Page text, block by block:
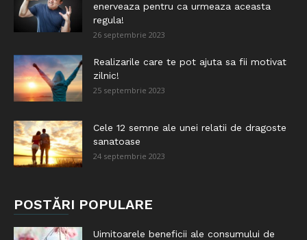
enerveaza pentru ca urmeaza aceasta
regula!
26 septembrie 2023
Realizarile care te pot ajuta sa fii motivat
zilnic!
25 septembrie 2023
Cele 12 semne ale unei relatii de dragoste
sanatoase
24 septembrie 2023
POSTĂRI POPULARE
Uimitoarele beneficii ale consumului de